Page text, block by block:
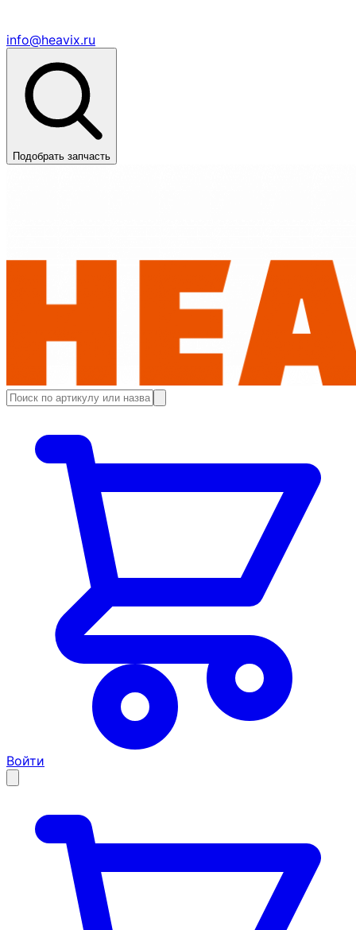
info@heavix.ru
Подобрать запчасть
Войти